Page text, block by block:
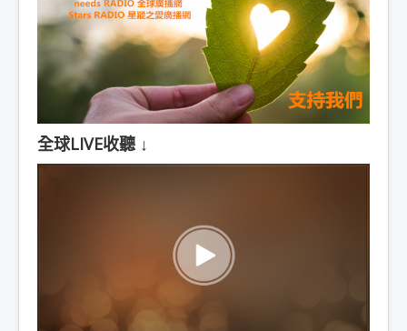
節目簡介
節目預告
全球LIVE收聽 ↓